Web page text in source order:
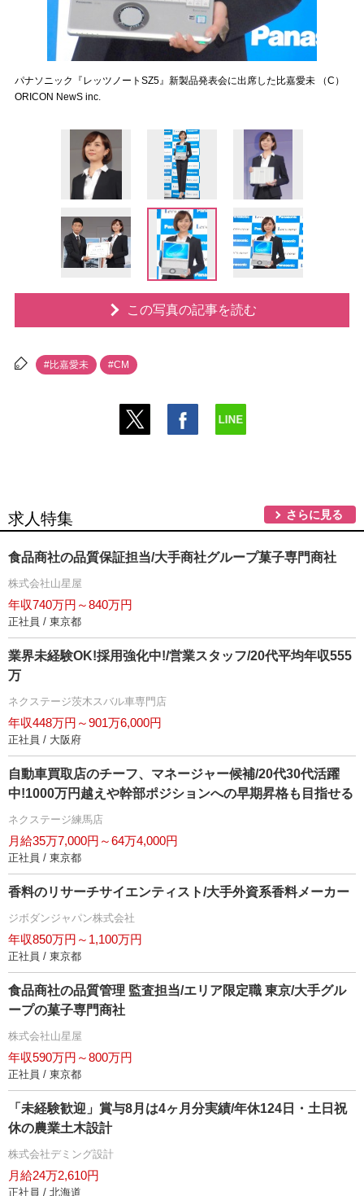
パナソニック『レッツノートSZ5』新製品発表会に出席した比嘉愛未 （C）
ORICON NewS inc.
この写真の記事を読む
#比嘉愛未 #CM
求人特集 さらに見る
食品商社の品質保証担当/大手商社グループ菓子専門商社
株式会社山星屋
年収740万円～840万円
正社員 / 東京都
業界未経験OK!採用強化中!/営業スタッフ/20代平均年収555
万
ネクステージ茨木スバル車専門店
年収448万円～901万6,000円
正社員 / 大阪府
自動車買取店のチーフ、マネージャー候補/20代30代活躍
中!1000万円越えや幹部ポジションへの早期昇格も目指せる
ネクステージ練馬店
月給35万7,000円～64万4,000円
正社員 / 東京都
香料のリサーチサイエンティスト/大手外資系香料メーカー
ジボダンジャパン株式会社
年収850万円～1,100万円
正社員 / 東京都
食品商社の品質管理 監査担当/エリア限定職 東京/大手グル
ープの菓子専門商社
株式会社山星屋
年収590万円～800万円
正社員 / 東京都
「未経験歓迎」賞与8月は4ヶ月分実績/年休124日・土日祝
休の農業土木設計
株式会社デミング設計
月給24万2,610円
正社員 / 北海道